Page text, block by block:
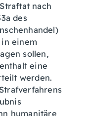
nach
des
einem
sollen,
eine
werden.
humanitäre